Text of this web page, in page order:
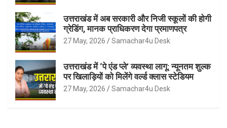
उत्तराखंड में अब सरकारी और निजी स्कूलों की होगी
ग्रेडिंग, मानक प्राधिकरण देगा प्रमाणपत्र
27 May, 2026 Samachar4u Desk
उत्तराखंड में ‘पे एंड प्ले’ व्यवस्था लागू: न्यूनतम शुल्क
पर खिलाड़ियों को मिलेंगे वर्ल्ड क्लास स्टेडियम
27 May, 2026 Samachar4u Desk